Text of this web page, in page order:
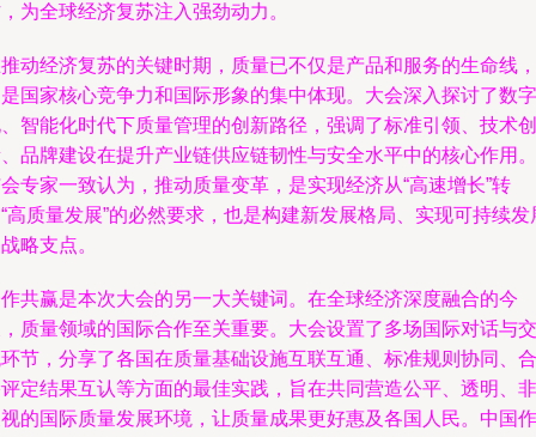
为全球经济复苏注入强劲动力。
动经济复苏的关键时期，质量已不仅是产品和服务的生命线，
国家核心竞争力和国际形象的集中体现。大会深入探讨了数字
智能化时代下质量管理的创新路径，强调了标准引领、技术创
品牌建设在提升产业链供应链韧性与安全水平中的核心作用。
专家一致认为，推动质量变革，是实现经济从“高速增长”转
高质量发展”的必然要求，也是构建新发展格局、实现可持续发
略支点。
共赢是本次大会的另一大关键词。在全球经济深度融合的今
质量领域的国际合作至关重要。大会设置了多场国际对话与交
节，分享了各国在质量基础设施互联互通、标准规则协同、合
定结果互认等方面的最佳实践，旨在共同营造公平、透明、非
的国际质量发展环境，让质量成果更好惠及各国人民。中国作